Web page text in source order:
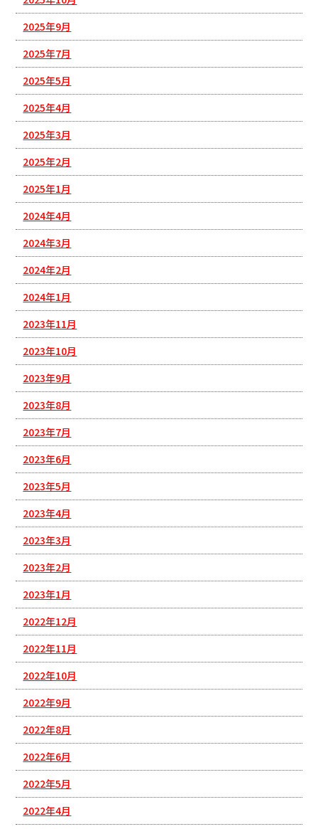
2025年9月
2025年7月
2025年5月
2025年4月
2025年3月
2025年2月
2025年1月
2024年4月
2024年3月
2024年2月
2024年1月
2023年11月
2023年10月
2023年9月
2023年8月
2023年7月
2023年6月
2023年5月
2023年4月
2023年3月
2023年2月
2023年1月
2022年12月
2022年11月
2022年10月
2022年9月
2022年8月
2022年6月
2022年5月
2022年4月